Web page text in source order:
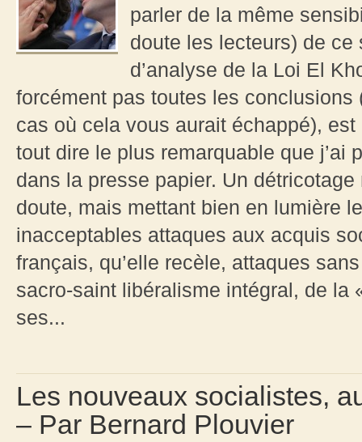
parler de la même
doute les lecteurs) de ce
d’analyse de la Loi El
forcément pas toutes les
cas où cela vous aurait échappé),
tout dire le plus remarquable que j’ai
dans la presse papier. Un
doute, mais mettant bien en lumière
inacceptables attaques aux acquis
français, qu’elle recèle, attaques
sacro-saint libéralisme intégral, de la
ses...
Les nouveaux socialistes,
– Par Bernard Plouvier